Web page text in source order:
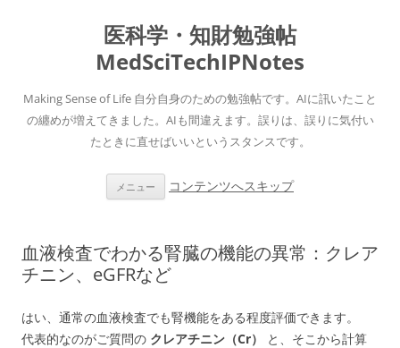
医科学・知財勉強帖
MedSciTechIPNotes
Making Sense of Life 自分自身のための勉強帖です。AIに訊いたこと
の纏めが増えてきました。AIも間違えます。誤りは、誤りに気付い
たときに直せばいいというスタンスです。
メニュー コンテンツへスキップ
血液検査でわかる腎臓の機能の異常：クレア
チニン、eGFRなど
はい、通常の血液検査でも腎機能をある程度評価できます。
代表的なのがご質問の クレアチニン（Cr）
と、そこから計算